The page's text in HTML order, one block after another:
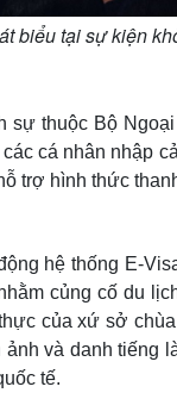
biểu tại sự kiện
sự thuộc Bộ
cá nhân nhập
trợ hình thức
hệ thống E-
củng cố du
của xứ sở
và danh tiếng
tế.